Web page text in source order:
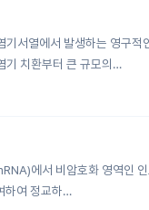
기서열에서 발생하는 영구
기 치환부터 큰 규모의…
에서 비암호화 영역인
하여 정교하…